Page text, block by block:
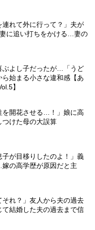
連れて外に行って？」夫が
に追い打ちをかける…妻の
ぶよし子だったが…「うど
始まる小さな違和感【あ
】
を開花させる…！」娘に高
つけた母の大誤算
子が目移りしたのよ！」義
の高学歴が原因だと主
それ？」友人から夫の過去
結婚した夫の過去まで信